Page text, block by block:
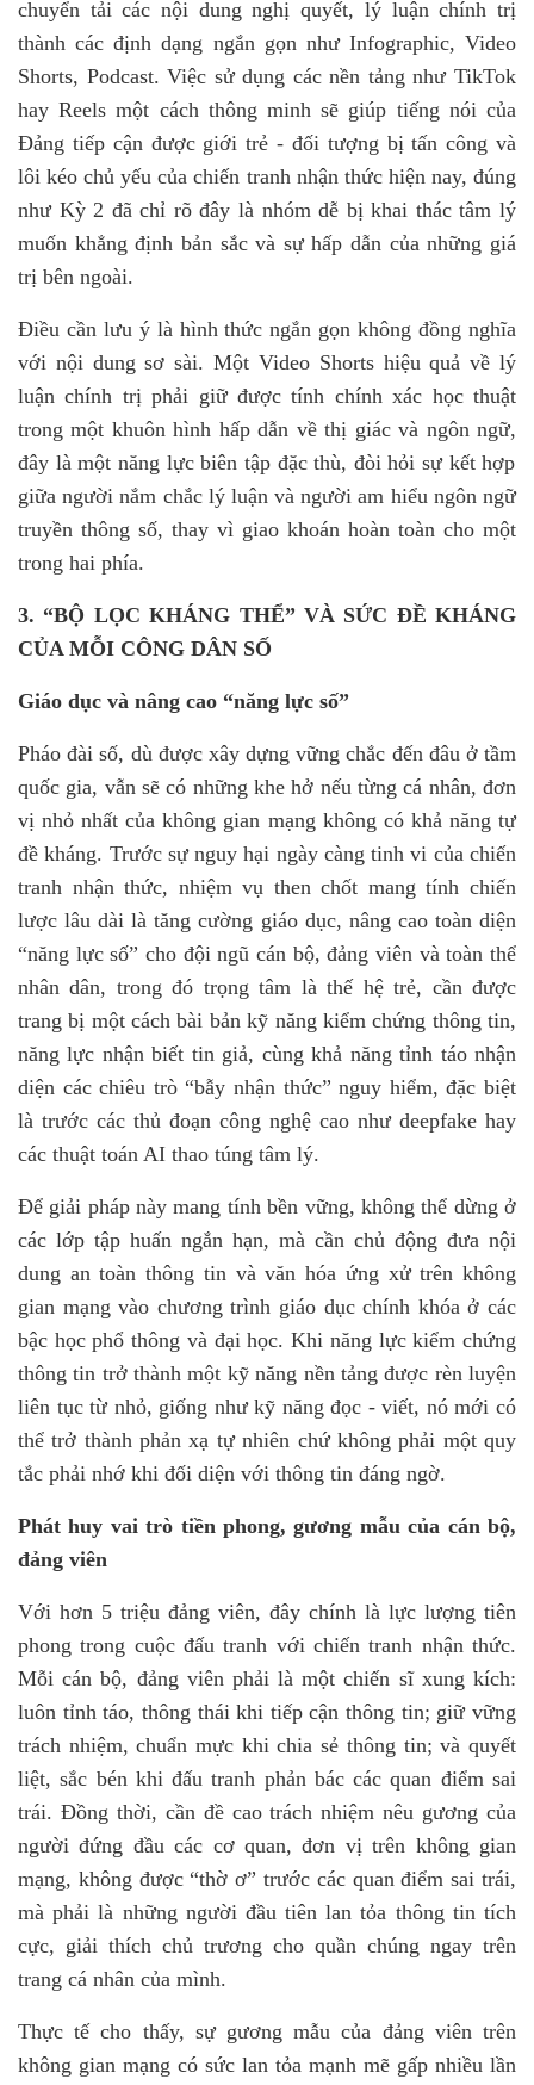
chuyển tải các nội dung nghị quyết, lý luận chính trị
thành các định dạng ngắn gọn như Infographic, Video
Shorts, Podcast. Việc sử dụng các nền tảng như TikTok
hay Reels một cách thông minh sẽ giúp tiếng nói của
Đảng tiếp cận được giới trẻ - đối tượng bị tấn công và
lôi kéo chủ yếu của chiến tranh nhận thức hiện nay, đúng
như Kỳ 2 đã chỉ rõ đây là nhóm dễ bị khai thác tâm lý
muốn khẳng định bản sắc và sự hấp dẫn của những giá
trị bên ngoài.
Điều cần lưu ý là hình thức ngắn gọn không đồng nghĩa
với nội dung sơ sài. Một Video Shorts hiệu quả về lý
luận chính trị phải giữ được tính chính xác học thuật
trong một khuôn hình hấp dẫn về thị giác và ngôn ngữ,
đây là một năng lực biên tập đặc thù, đòi hỏi sự kết hợp
giữa người nắm chắc lý luận và người am hiểu ngôn ngữ
truyền thông số, thay vì giao khoán hoàn toàn cho một
trong hai phía.
3. “BỘ LỌC KHÁNG THỂ” VÀ SỨC ĐỀ KHÁNG
CỦA MỖI CÔNG DÂN SỐ
Giáo dục và nâng cao “năng lực số”
Pháo đài số, dù được xây dựng vững chắc đến đâu ở tầm
quốc gia, vẫn sẽ có những khe hở nếu từng cá nhân, đơn
vị nhỏ nhất của không gian mạng không có khả năng tự
đề kháng. Trước sự nguy hại ngày càng tinh vi của chiến
tranh nhận thức, nhiệm vụ then chốt mang tính chiến
lược lâu dài là tăng cường giáo dục, nâng cao toàn diện
“năng lực số” cho đội ngũ cán bộ, đảng viên và toàn thể
nhân dân, trong đó trọng tâm là thế hệ trẻ, cần được
trang bị một cách bài bản kỹ năng kiểm chứng thông tin,
năng lực nhận biết tin giả, cùng khả năng tỉnh táo nhận
diện các chiêu trò “bẫy nhận thức” nguy hiểm, đặc biệt
là trước các thủ đoạn công nghệ cao như deepfake hay
các thuật toán AI thao túng tâm lý.
Để giải pháp này mang tính bền vững, không thể dừng ở
các lớp tập huấn ngắn hạn, mà cần chủ động đưa nội
dung an toàn thông tin và văn hóa ứng xử trên không
gian mạng vào chương trình giáo dục chính khóa ở các
bậc học phổ thông và đại học. Khi năng lực kiểm chứng
thông tin trở thành một kỹ năng nền tảng được rèn luyện
liên tục từ nhỏ, giống như kỹ năng đọc - viết, nó mới có
thể trở thành phản xạ tự nhiên chứ không phải một quy
tắc phải nhớ khi đối diện với thông tin đáng ngờ.
Phát huy vai trò tiền phong, gương mẫu của cán bộ,
đảng viên
Với hơn 5 triệu đảng viên, đây chính là lực lượng tiên
phong trong cuộc đấu tranh với chiến tranh nhận thức.
Mỗi cán bộ, đảng viên phải là một chiến sĩ xung kích:
luôn tỉnh táo, thông thái khi tiếp cận thông tin; giữ vững
trách nhiệm, chuẩn mực khi chia sẻ thông tin; và quyết
liệt, sắc bén khi đấu tranh phản bác các quan điểm sai
trái. Đồng thời, cần đề cao trách nhiệm nêu gương của
người đứng đầu các cơ quan, đơn vị trên không gian
mạng, không được “thờ ơ” trước các quan điểm sai trái,
mà phải là những người đầu tiên lan tỏa thông tin tích
cực, giải thích chủ trương cho quần chúng ngay trên
trang cá nhân của mình.
Thực tế cho thấy, sự gương mẫu của đảng viên trên
không gian mạng có sức lan tỏa mạnh mẽ gấp nhiều lần